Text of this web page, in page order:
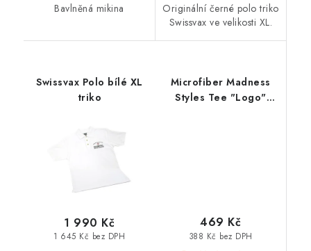
Bavlněná mikina
Originální černé polo triko
Swissvax ve velikosti XL.
Swissvax Polo bílé XL
triko
1 645 Kč bez DPH
1 990 Kč
Microfiber Madness
Styles Tee "Logo"
388 Kč bez DPH
469 Kč